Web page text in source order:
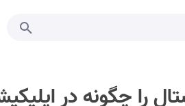
را چگونه در